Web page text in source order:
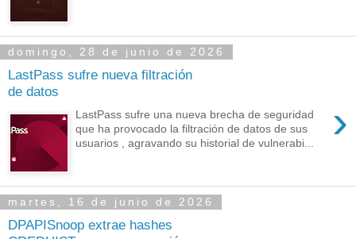
domingo, 28 de junio de 2026
LastPass sufre nueva filtración
de datos
›
LastPass sufre una nueva brecha de seguridad
que ha provocado la filtración de datos de sus
usuarios , agravando su historial de vulnerabi...
martes, 16 de junio de 2026
DPAPISnoop extrae hashes